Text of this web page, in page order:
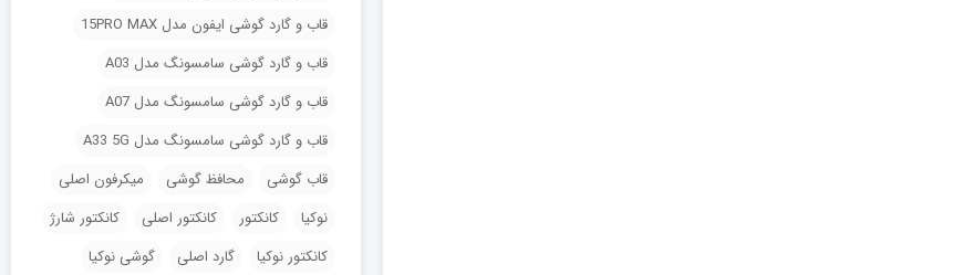
قاب و گارد گوشی ایفون مدل 15PRO MAX
قاب و گارد گوشی سامسونگ مدل A03
قاب و گارد گوشی سامسونگ مدل A07
قاب و گارد گوشی سامسونگ مدل A33 5G
قاب گوشی
محافظ گوشی
میکرفون اصلی
نوکیا
کانکتور کانکتور اصلی
کانکتور شارژ
کانکتور نوکیا
گارد اصلی گوشی نوکیا